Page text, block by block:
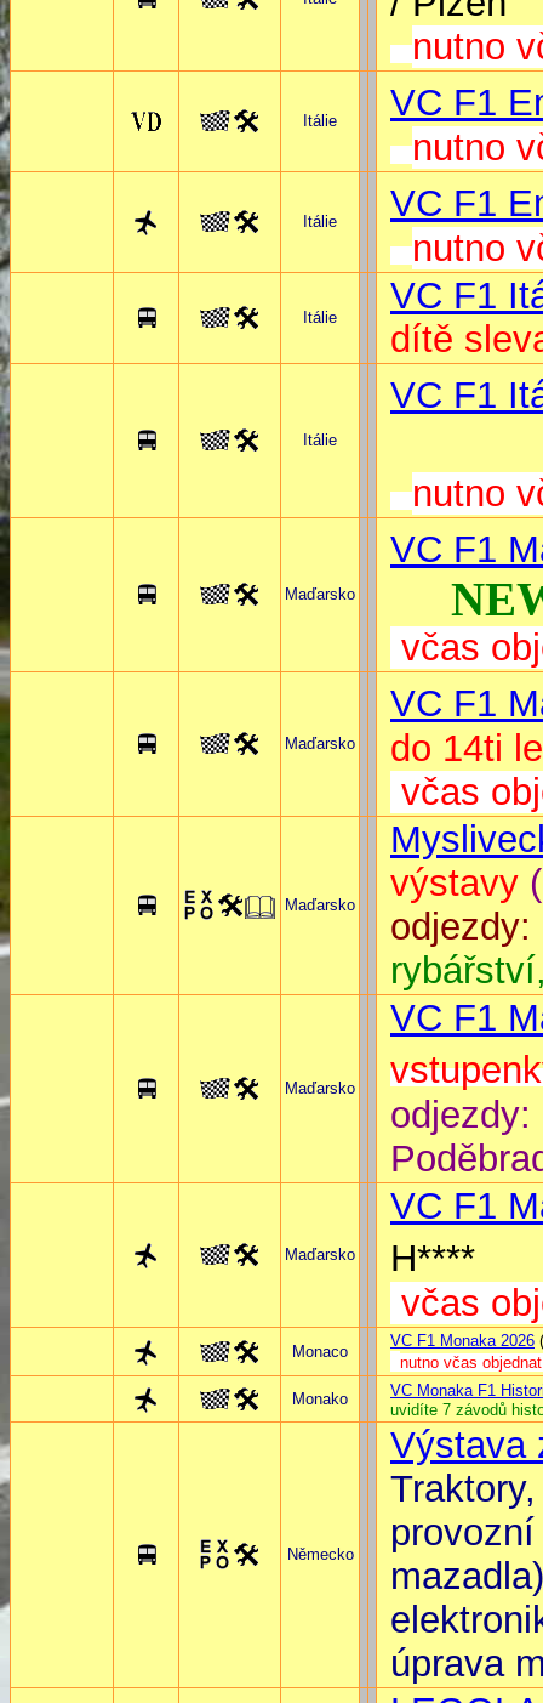
nutno
Itálie VC F1
nutno
Itálie VC F1
nutno
Itálie
VC F1
dítě
Itálie
VC F1
nutno
Maďarsko
VC F1
včas
Maďarsko
VC F1
do
včas
Maďarsko
výstavy
Maďarsko
VC F1
odjezdy:
Maďarsko
VC F1
H****
včas
Monaco
VC F1 Monaka 2026
nutno včas
Monako
VC Monaka F1
uvidíte 7 závodů
Německo
Výstava
úprava